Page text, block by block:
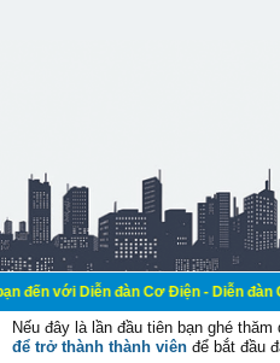
đàn Cơ Điện - Diễn đàn Cơ điện
Nếu đây là lần đầu tiên bạn ghé
để trở thành thành viên để bắt đầu